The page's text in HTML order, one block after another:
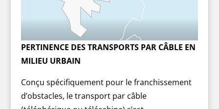
PERTINENCE DES TRANSPORTS PAR CÂBLE EN
MILIEU URBAIN
Conçu spécifiquement pour le franchissement
d’obstacles, le transport par câble